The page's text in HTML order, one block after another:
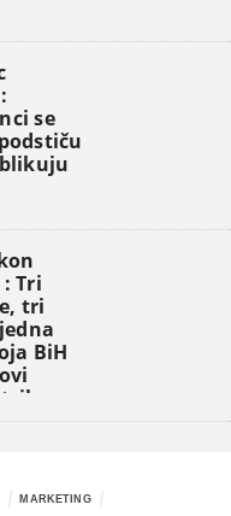
se
Tri
tri
BiH
MARKETING